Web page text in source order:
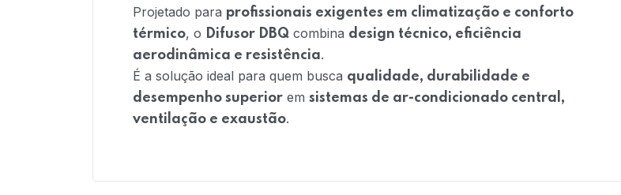
Projetado para profissionais exigentes em climatização e conforto
térmico, o Difusor DBQ combina design técnico, eficiência
aerodinâmica e resistência.
É a solução ideal para quem busca qualidade, durabilidade e
desempenho superior em sistemas de ar-condicionado central,
ventilação e exaustão.